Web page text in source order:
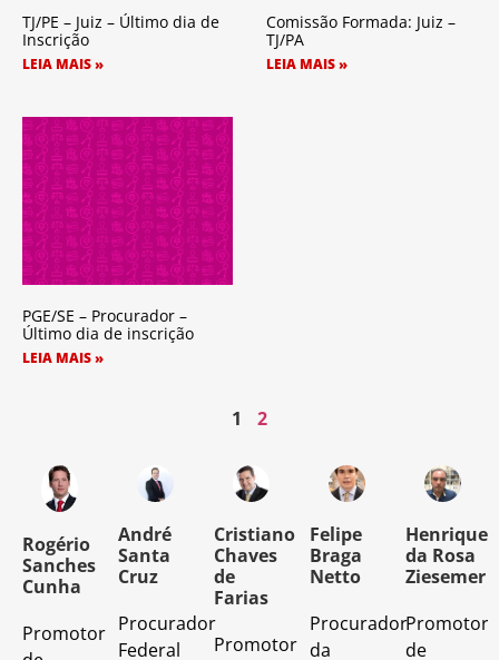
TJ/PE – Juiz – Último dia de
Inscrição
LEIA MAIS »
Comissão Formada: Juiz –
TJ/PA
LEIA MAIS »
PGE/SE – Procurador –
Último dia de inscrição
LEIA MAIS »
1 2
Rogério
Sanches
Cunha
Promotor
André
Santa
Cruz
Procurador
Federal
Cristiano
Chaves
de
Farias
Promotor
Felipe
Braga
Netto
Procurador
da
Henrique
da Rosa
Ziesemer
Promotor
de